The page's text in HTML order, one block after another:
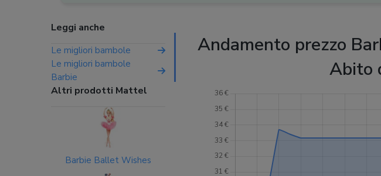
Andamento prezzo
Abito
Leggi anche
Le migliori bambole
Le migliori bambole
Barbie
Altri prodotti Mattel
Barbie Ballet Wishes